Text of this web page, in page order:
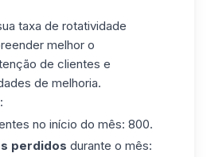
taxa de rotatividade
melhor o
de clientes e
de melhoria.
no início do mês: 800.
perdidos durante o mês: